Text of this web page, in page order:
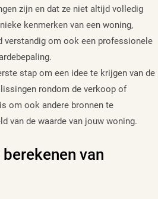
zijn en dat ze niet altijd volledig
kenmerken van een woning,
verstandig om ook een professionele
stap om een idee te krijgen van de
rondom de verkoop of
om ook andere bronnen te
van de waarde van jouw woning.
van